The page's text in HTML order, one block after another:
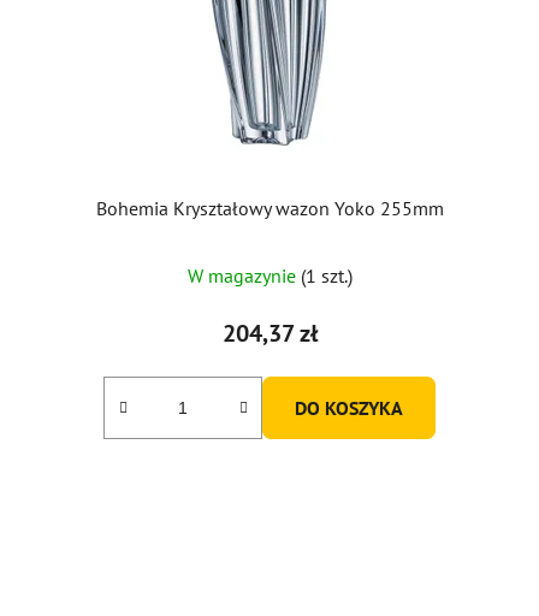
Bohemia Kryształowy wazon Yoko 255mm
W magazynie (1 szt.)
204,37 zł
DO KOSZYKA